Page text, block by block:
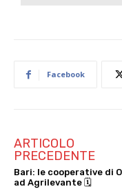
Facebook
ARTICOLO
PRECEDENTE
Bari: le cooperative di
ad Agrilevante 🗓